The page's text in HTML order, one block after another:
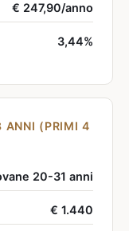
€ 247,90/anno
3,44%
ANNI (PRIMI 4
20-31 anni
€ 1.440